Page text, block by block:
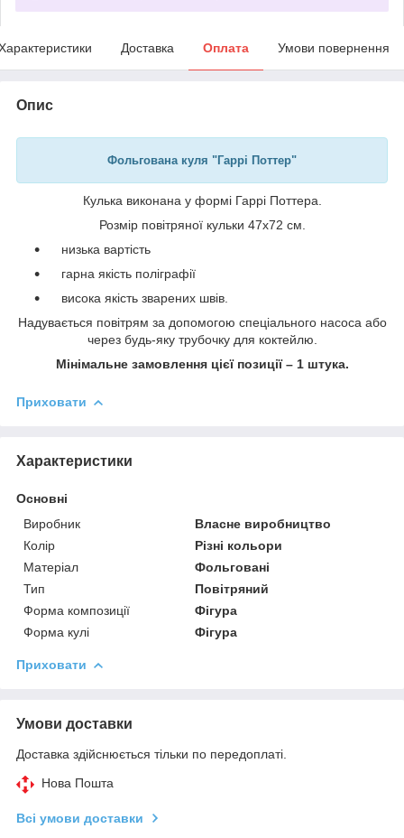
Доставка Оплата Умови повернення
Опис
Фольгована куля "Гаррі Поттер"
Кулька виконана у формі Гаррі Поттера.
Розмір повітряної кульки 47х72 см.
низька вартість
гарна якість поліграфії
висока якість зварених швів.
Надувається повітрям за допомогою спеціального насоса або
через будь-яку трубочку для коктейлю.
Мінімальне замовлення цієї позиції – 1 штука.
Приховати
Характеристики
Основні
Виробник
Власне виробництво
Колір
Різні кольори
Матеріал
Фольговані
Тип
Повітряний
Форма композиції
Фігура
Форма кулі
Фігура
Приховати
Умови доставки
Доставка здійснюється тільки по передоплаті.
Нова Пошта
Всі умови доставки